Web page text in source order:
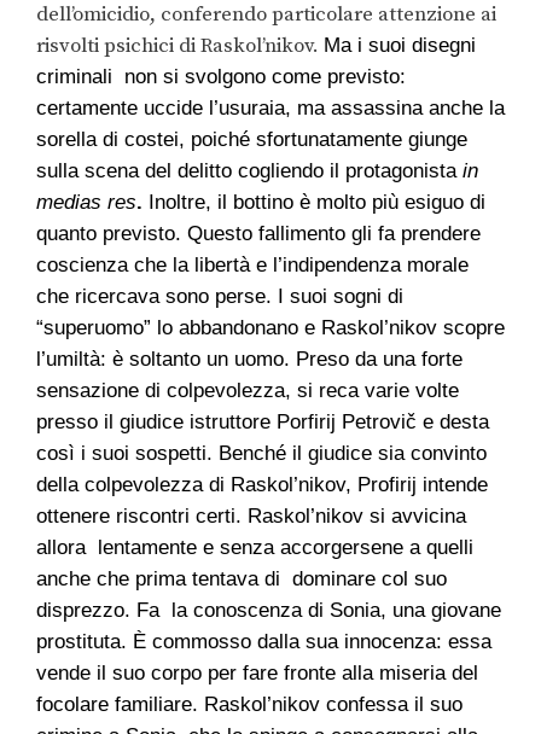
dell’omicidio, conferendo particolare attenzione ai
risvolti psichici di Raskol’nikov. Ma i suoi disegni
criminali non si svolgono come previsto:
certamente uccide l’usuraia, ma assassina anche la
sorella di costei, poiché sfortunatamente giunge
sulla scena del delitto cogliendo il protagonista in
medias res.
Inoltre, il bottino è molto più esiguo di
quanto previsto. Questo fallimento gli fa prendere
coscienza che la libertà e l’indipendenza morale
che ricercava sono perse.
I suoi sogni di
“superuomo” lo abbandonano e Raskol’nikov scopre
l’umiltà: è soltanto un uomo. Preso da una forte
sensazione di colpevolezza, si reca varie volte
presso il giudice istruttore Porfirij Petrovič e desta
così i suoi sospetti. Benché il giudice sia convinto
della colpevolezza di Raskol’nikov, Profirij intende
ottenere riscontri certi. Raskol’nikov si avvicina
allora lentamente e senza accorgersene a quelli
anche che prima tentava di dominare col suo
disprezzo. Fa la conoscenza di Sonia, una giovane
prostituta. È commosso dalla sua innocenza: essa
vende il suo corpo per fare fronte alla miseria del
focolare familiare. Raskol’nikov confessa il suo